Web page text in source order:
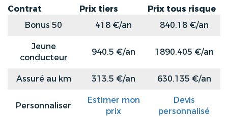
Contrat Prix tiers
Prix tous risque
Bonus 50
418 €/an
840.18 €/an
Jeune
conducteur
940.5 €/an 1890.405 €/an
Assuré au km 313.5 €/an 630.135 €/an
Personnaliser
Estimer mon
prix
Devis
personnalisé